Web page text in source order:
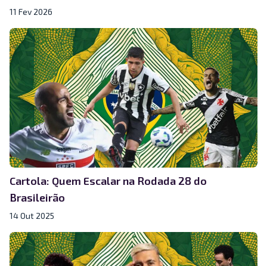
11 Fev 2026
Cartola: Quem Escalar na Rodada 28 do
Brasileirão
14 Out 2025